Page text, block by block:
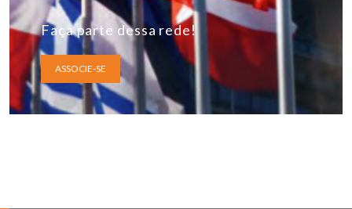
Faça parte dessa rede!
ASSOCIE-SE